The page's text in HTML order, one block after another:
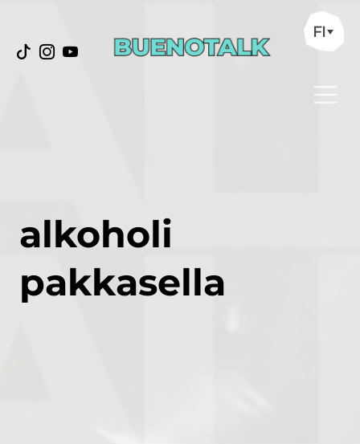
FI
alkoholi
pakkasella